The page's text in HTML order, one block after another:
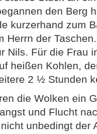
den Berg
kurzerhand zum
Herrn der
Nils. Für die Frau
heißen Kohlen,
2 ½ Stunden
die Wolken ein
und Flucht
unbedingt der